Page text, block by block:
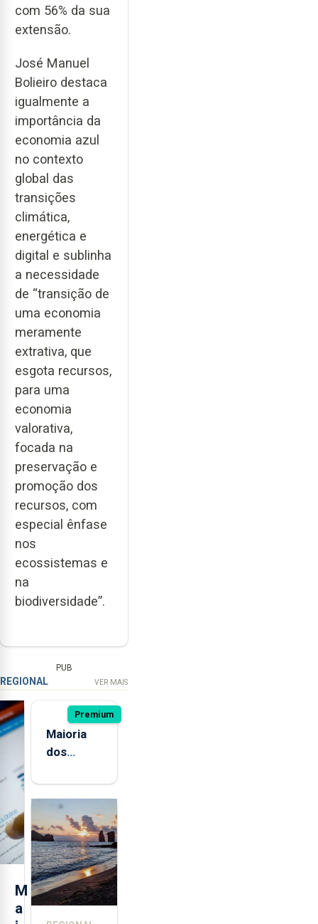
com 56% da sua
extensão.
José Manuel
Bolieiro destaca
igualmente a
importância da
economia azul
no contexto
global das
transições
climática,
energética e
digital e sublinha
a necessidade
de “transição de
uma economia
meramente
extrativa, que
esgota recursos,
para uma
economia
valorativa,
focada na
preservação e
promoção dos
recursos, com
especial ênfase
nos
ecossistemas e
na
biodiversidade”.
PUB
REGIONAL VER MAIS
M
a
Premium
Maioria
dos
quatro
ilhas dos
Açores já
consumiu
bebidas
alcoólicas